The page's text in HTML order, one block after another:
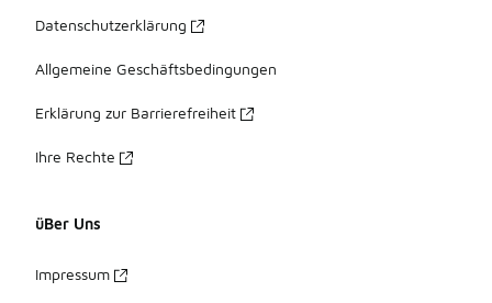
Datenschutzerklärung
Allgemeine Geschäftsbedingungen
Erklärung zur Barrierefreiheit
Ihre Rechte
üBer Uns
Impressum